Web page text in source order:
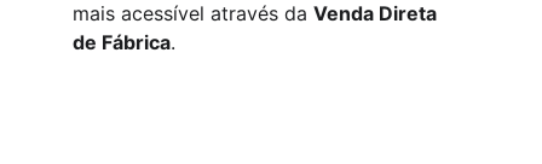
mais acessível através da Venda Direta
de Fábrica.